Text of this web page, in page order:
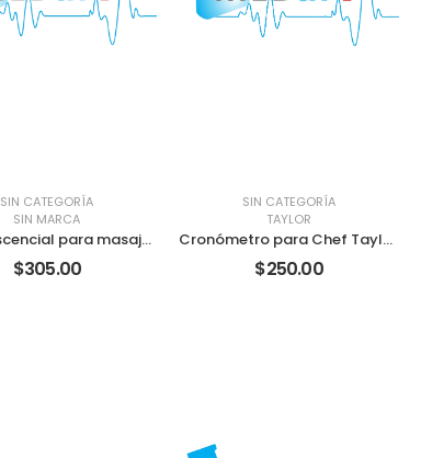
SIN CATEGORÍA
SIN MARCA
Aceite Escencial para masaje Linaza
$305.00
SIN CATEGORÍA
TAYLOR
Cronómetro para Chef Taylor 5816
$250.00